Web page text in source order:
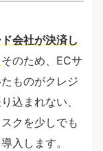
会社が決済し
そのため、ECサ
ものがクレジ
込まれない、
クを少しでも
入します。